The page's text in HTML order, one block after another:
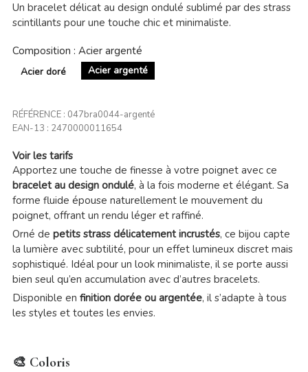
Un bracelet délicat au design ondulé sublimé par des strass
scintillants pour une touche chic et minimaliste.
Composition : Acier argenté
Acier doré Acier argenté
RÉFÉRENCE : 047bra0044-argenté
EAN-13 : 2470000011654
Voir les tarifs
Apportez une touche de finesse à votre poignet avec ce
bracelet au design ondulé, à la fois moderne et élégant. Sa
forme fluide épouse naturellement le mouvement du
poignet, offrant un rendu léger et raffiné.
Orné de petits strass délicatement incrustés, ce bijou capte
la lumière avec subtilité, pour un effet lumineux discret mais
sophistiqué. Idéal pour un look minimaliste, il se porte aussi
bien seul qu’en accumulation avec d’autres bracelets.
Disponible en finition dorée ou argentée, il s’adapte à tous
les styles et toutes les envies.
🎨 Coloris